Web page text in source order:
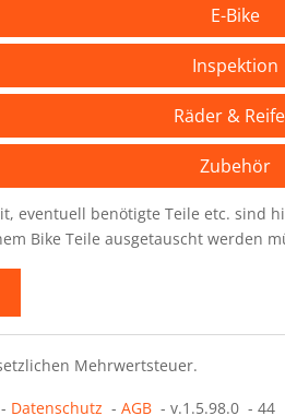
E-Bike
Inspektion
Räder &
Zubehör
eventuell benötigte Teile etc.
Bike Teile ausgetauscht werden
Mehrwertsteuer.
- Datenschutz - AGB - v.1.5.98.0 - 44